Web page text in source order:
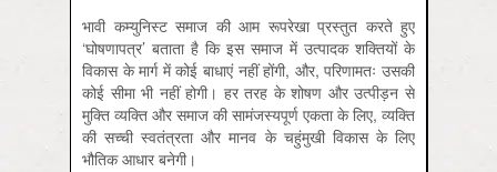
भावी कम्युनिस्ट समाज की आम रूपरेखा प्रस्तुत करते हुए
‘घोषणापत्र’ बताता है कि इस समाज में उत्पादक शक्तियों के
विकास के मार्ग में कोई बाधाएं नहीं होंगी, और, परिणामतः उसकी
कोई सीमा भी नहीं होगी। हर तरह के शोषण और उत्पीड़न से
मुक्ति व्यक्ति और समाज की सामंजस्यपूर्ण एकता के लिए, व्यक्ति
की सच्ची स्वतंत्रता और मानव के चहुंमुखी विकास के लिए
भौतिक आधार बनेगी।